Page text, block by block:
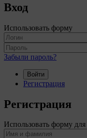
Вход
Использовать форму
Забыли пароль?
Войти
Регистрация
Регистрация
Использовать форму